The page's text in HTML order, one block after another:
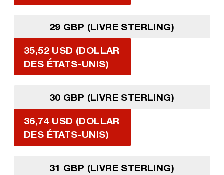
29 GBP (LIVRE STERLING)
35,52 USD (DOLLAR
DES ÉTATS-UNIS)
30 GBP (LIVRE STERLING)
36,74 USD (DOLLAR
DES ÉTATS-UNIS)
31 GBP (LIVRE STERLING)